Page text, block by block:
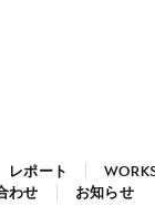
レポート
わせ お知らせ